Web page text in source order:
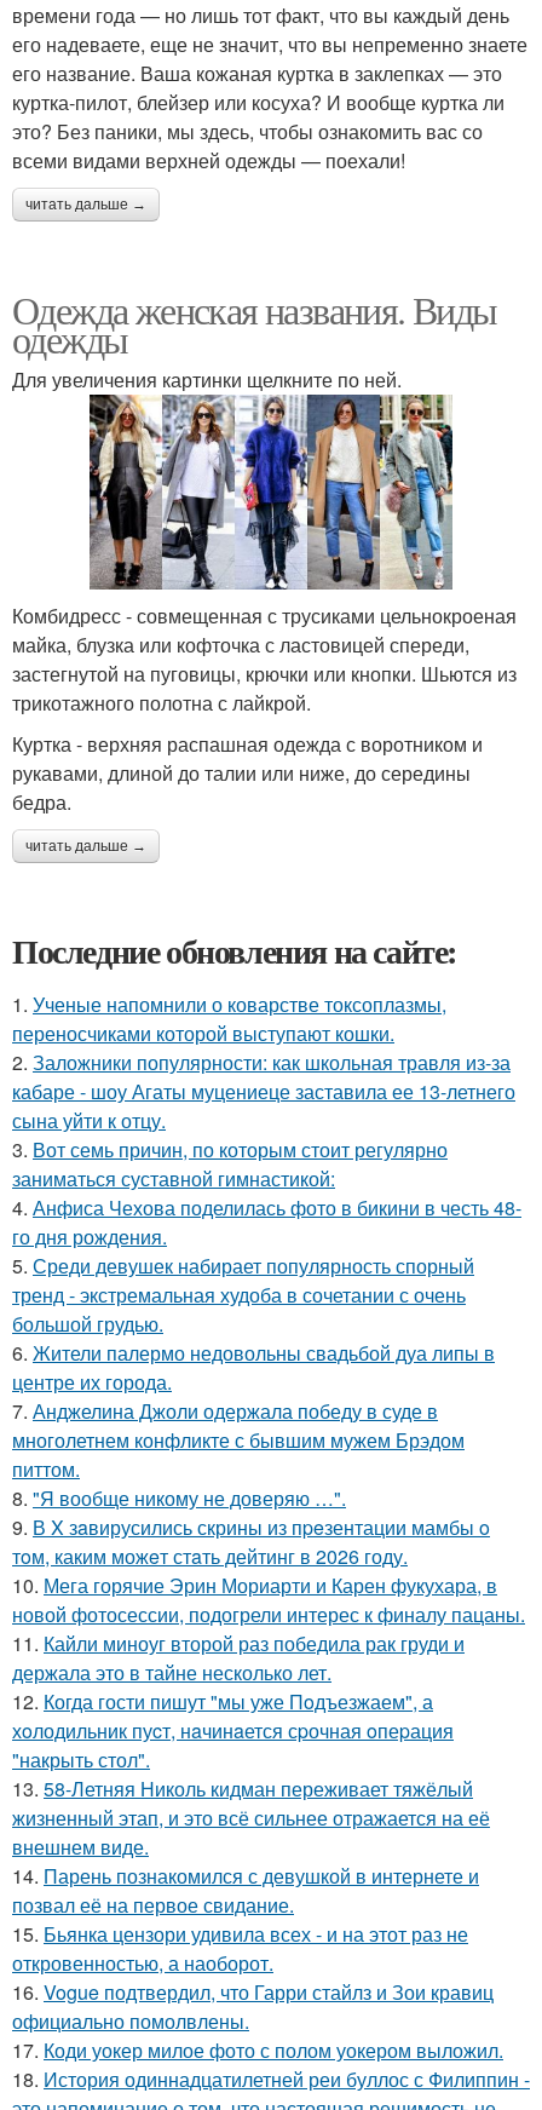
времени года — но лишь тот факт, что вы каждый день
его надеваете, еще не значит, что вы непременно знаете
его название. Ваша кожаная куртка в заклепках — это
куртка-пилот, блейзер или косуха? И вообще куртка ли
это? Без паники, мы здесь, чтобы ознакомить вас со
всеми видами верхней одежды — поехали!
читать дальше →
Одежда женская названия. Виды
одежды
Для увеличения картинки щелкните по ней.
Комбидресс - совмещенная с трусиками цельнокроеная
майка, блузка или кофточка с ластовицей спереди,
застегнутой на пуговицы, крючки или кнопки. Шьются из
трикотажного полотна с лайкрой.
Куртка - верхняя распашная одежда с воротником и
рукавами, длиной до талии или ниже, до середины
бедра.
читать дальше →
Последние обновления на сайте:
1. Ученые напомнили о коварстве токсоплазмы,
переносчиками которой выступают кошки.
2. Заложники популярности: как школьная травля из-за
кабаре - шоу Агаты муцениеце заставила ее 13-летнего
сына уйти к отцу.
3. Вот семь причин, по которым стоит регулярно
заниматься суставной гимнастикой:
4. Анфиса Чехова поделилась фото в бикини в честь 48-
го дня рождения.
5. Среди девушек набирает популярность спорный
тренд - экстремальная худоба в сочетании с очень
большой грудью.
6. Жители палермо недовольны свадьбой дуа липы в
центре их города.
7. Анджелина Джоли одержала победу в суде в
многолетнем конфликте с бывшим мужем Брэдом
питтом.
8. "Я вообще никому не доверяю …".
9. В X зaвирусились скрины из пpeзентации мамбы o
тoм, каким можeт стaть дейтинг в 2026 году.
10. Мега горячие Эрин Мориарти и Карен фукухара, в
новой фотосессии, подогрели интерес к финалу пацаны.
11. Кайли миноуг второй раз победила рак груди и
держала это в тайне несколько лет.
12. Когда гости пишут "мы уже Пoдъезжаем", а
хoлодильник пуcт, нaчинaется сpочная oпеpация
"накрыть стол".
13. 58-Летняя Николь кидман переживает тяжёлый
жизненный этап, и это всё сильнее отражается на её
внешнем виде.
14. Парень познакомился с девушкой в интернете и
позвал её на первое свидание.
15. Бьянка цензори удивила всех - и на этот раз не
откровенностью, а наоборот.
16. Vogue подтвердил, что Гарри стайлз и Зои кравиц
официально помолвлены.
17. Коди уокер милое фото с полом уокером выложил.
18. История одиннадцатилетней реи буллос с Филиппин -